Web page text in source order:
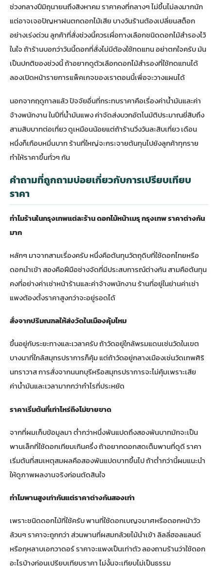
ช่วงกลางปีมิถุนายนถึงสิงหาคม ราคาคงที่กลางๆ ไม่ขึ้นไม่ลงมากนัก
แต่อาจเจอปัญหาฝนตกดอกไม้เสีย บางวันร้านต้องเปลี่ยนสต็อก
อย่างเร่งด่วน ลูกค้าที่สั่งช่วงนี้ควรเผื่อทางเลือกชนิดดอกไม้สำรองไว้
ในใจ ถ้าร้านบอกว่าวันนี้ดอกที่สั่งไม่มีต้องใช้ทดแทน อย่าตกใจครับ มัน
เป็นปกติของช่วงนี้ ถ้าอยากดูตัวเลือกดอกไม้สำรองที่ใช้ทดแทนได้
ลองเปิดหน้ารายการแพ็คเกจของเราตอนนี้เพื่อจะวางแผนได้
นอกจากฤดูกาลแล้ว ปัจจัยอื่นที่กระทบราคาคือเรื่องค่าน้ำมันและค่า
จ้างพนักงาน ในปีที่น้ำมันแพง ค่าจัดส่งบวกอัตโนมัติประมาณยี่สิบถึง
สามสิบบาทต่อเที่ยว ดูเหมือนน้อยแต่ถ้าร้านวิ่งวันละสิบเที่ยว เดือน
หนึ่งก็เกือบหมื่นบาท ร้านที่ใหญ่จะกระจายต้นทุนไปยังลูกค้าทุกราย
ทำให้ราคาขึ้นทั่วๆ กัน
คำถามที่ถูกถามบ่อยเกี่ยวกับการเปรียบเทียบ
ราคา
ทำไมร้านในกรุงเทพแต่ละร้าน ดอกไม้หน้าเมรุ กรุงเทพ ราคาต่างกัน
มาก
หลักๆ มาจากสามเรื่องครับ หนึ่งคือต้นทุนวัตถุดิบที่ใช้ดอกไทยหรือ
ดอกนำเข้า สองคือฝีมือช่างจัดที่มีประสบการณ์ต่างกัน สามคือต้นทุน
คงที่อย่างค่าเช่าหน้าร้านและค่าจ้างพนักงาน ร้านที่อยู่ในย่านค่าเช่า
แพงต้องตั้งราคาสูงกว่าจะอยู่รอดได้
สั่งจากปริมณฑลให้ส่งวัดในเมืองคุ้มไหม
ขึ้นอยู่กับระยะทางและเวลาครับ ถ้าวัดอยู่ใกล้พรมแดนเช่นวัดในเขต
บางนาที่ใกล้สมุทรปราการก็คุ้ม แต่ถ้าวัดอยู่กลางเมืองเช่นวัดเทพศิริ
นทราวาส การสั่งจากนนทบุรีหรือสมุทรปราการจะไม่คุ้มเพราะเสีย
ค่าน้ำมันและเวลามากกว่ากำไรที่ประหยัด
ราคาเริ่มต้นที่เท่าไหร่ถึงไม่ขายขาด
จากที่ผมเก็บข้อมูลมา ต่ำกว่าหนึ่งพันแปดถึงสองพันบาทมักจะเป็น
พานเล็กที่ใช้ดอกเทียมเกินครึ่ง ถ้าอยากดอกสดเต็มพานที่ดูดี ราคา
เริ่มต้นที่สมเหตุสมผลคือสองพันแปดบาทขึ้นไป ถ้าต่ำกว่านี้ผมแนะนำ
ให้ดูภาพผลงานจริงก่อนตัดสินใจ
ทำไมพานสูงเท่ากันแต่ราคาต่างกันสองเท่า
เพราะชนิดดอกไม้ที่ใช้ครับ พานที่ใช้ดอกเบญจมาศหรือดอกหน้าวัว
ล้วนๆ ราคาจะถูกกว่า ส่วนพานที่ผสมกล้วยไม้นำเข้า ลิลลี่ฮอลแลนด์
หรือกุหลาบเอกวาดอร์ ราคาจะแพงเป็นเท่าตัว ลองถามร้านว่าใช้ดอก
อะไรบ้างก่อนเปรียบเทียบราคา ไม่งั้นจะเทียบไม่เป็นธรรม